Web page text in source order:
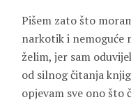
Pišem zato što
narkotik i nemoguće
želim, jer sam
od silnog čitanja
opjevam sve ono što